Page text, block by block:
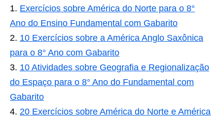
Exercícios sobre América do Norte para o 8°
Ano do Ensino Fundamental com Gabarito
10 Exercícios sobre a América Anglo Saxônica
para o 8° Ano com Gabarito
10 Atividades sobre Geografia e Regionalização
do Espaço para o 8° Ano do Fundamental com
Gabarito
20 Exercícios sobre América do Norte e América